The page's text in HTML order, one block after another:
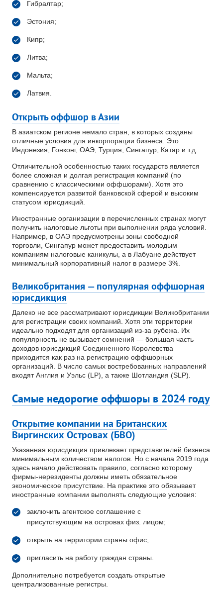
Гибралтар;
Эстония;
Кипр;
Литва;
Мальта;
Латвия.
Открыть оффшор в Азии
В азиатском регионе немало стран, в которых созданы
отличные условия для инкорпорации бизнеса. Это
Индонезия, Гонконг, ОАЭ, Турция, Сингапур, Катар и т.д.
Отличительной особенностью таких государств является
более сложная и долгая регистрация компаний (по
сравнению с классическими оффшорами). Хотя это
компенсируется развитой банковской сферой и высоким
статусом юрисдикций.
Иностранные организации в перечисленных странах могут
получить налоговые льготы при выполнении ряда условий.
Например, в ОАЭ предусмотрены зоны свободной
торговли, Сингапур может предоставить молодым
компаниям налоговые каникулы, а в Лабуане действует
минимальный корпоративный налог в размере 3%.
Великобритания — популярная оффшорная
юрисдикция
Далеко не все рассматривают юрисдикции Великобритании
для регистрации своих компаний. Хотя эти территории
идеально подходят для организаций из-за рубежа. Их
популярность не вызывает сомнений — большая часть
доходов юрисдикций Соединенного Королевства
приходится как раз на регистрацию оффшорных
организаций. В число самых востребованных направлений
входят Англия и Уэльс (LP), а также Шотландия (SLP).
Самые недорогие оффшоры в 2024 году
Открытие компании на Британских
Виргинских Островах (БВО)
Указанная юрисдикция привлекает представителей бизнеса
минимальным количеством налогов. Но с начала 2019 года
здесь начало действовать правило, согласно которому
фирмы-нерезиденты должны иметь обязательное
экономическое присутствие. На практике это обязывает
иностранные компании выполнять следующие условия:
заключить агентское соглашение с
присутствующим на островах физ. лицом;
открыть на территории страны офис;
пригласить на работу граждан страны.
Дополнительно потребуется создать открытые
централизованные регистры.